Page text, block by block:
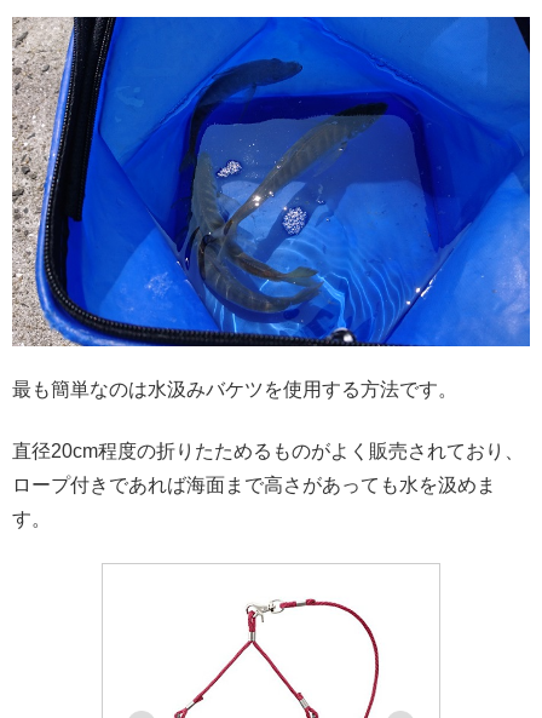
最も簡単なのは水汲みバケツを使用する方法です。
直径20cm程度の折りたためるものがよく販売されており、
ロープ付きであれば海面まで高さがあっても水を汲めま
す。